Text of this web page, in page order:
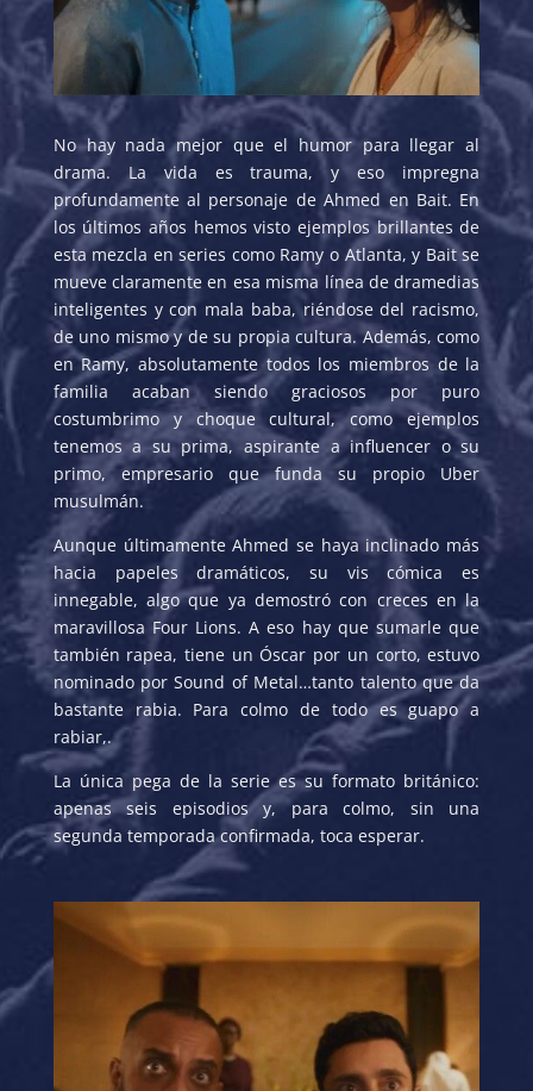
No hay nada mejor que el humor para llegar al
drama. La vida es trauma, y eso impregna
profundamente al personaje de Ahmed en Bait. En
los últimos años hemos visto ejemplos brillantes de
esta mezcla en series como Ramy o Atlanta, y Bait se
mueve claramente en esa misma línea de dramedias
inteligentes y con mala baba, riéndose del racismo,
de uno mismo y de su propia cultura. Además, como
en Ramy, absolutamente todos los miembros de la
familia acaban siendo graciosos por puro
costumbrimo y choque cultural, como ejemplos
tenemos a su prima, aspirante a influencer o su
primo, empresario que funda su propio Uber
musulmán.
Aunque últimamente Ahmed se haya inclinado más
hacia papeles dramáticos, su vis cómica es
innegable, algo que ya demostró con creces en la
maravillosa Four Lions. A eso hay que sumarle que
también rapea, tiene un Óscar por un corto, estuvo
nominado por Sound of Metal…tanto talento que da
bastante rabia. Para colmo de todo es guapo a
rabiar,.
La única pega de la serie es su formato británico:
apenas seis episodios y, para colmo, sin una
segunda temporada confirmada, toca esperar.